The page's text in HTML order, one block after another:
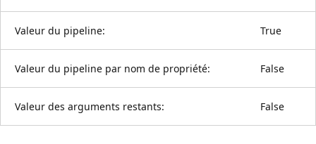
Valeur du pipeline: True
Valeur du pipeline par nom de propriété: False
Valeur des arguments restants: False